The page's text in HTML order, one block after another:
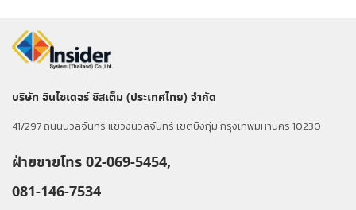
บริษัท อินไซเดอร์ ซิสเต็ม (ประเทศไทย) จำกัด
41/297 ถนนนวลจันทร์ แขวงนวลจันทร์ เขตบึงกุ่ม กรุงเทพมหานคร 10230
ฝ่ายขายโทร 02-069-5454,
081-146-7534